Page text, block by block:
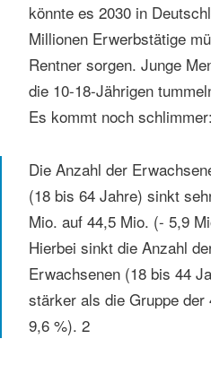
könnte es 2030 in
Millionen Erwerbstätige
Rentner sorgen. Junge
die 10-18-Jährigen
Es kommt noch schlimmer:
Die Anzahl der
(18 bis 64 Jahre) sinkt
Mio. auf 44,5 Mio. (- 5,9
Hierbei sinkt die Anzahl
Erwachsenen (18 bis 44
stärker als die Gruppe
9,6 %). 2